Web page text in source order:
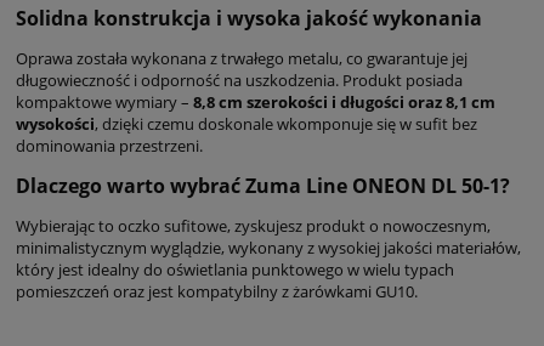
Solidna konstrukcja i wysoka jakość wykonania
Oprawa została wykonana z trwałego metalu, co gwarantuje jej
długowieczność i odporność na uszkodzenia. Produkt posiada
kompaktowe wymiary – 8,8 cm szerokości i długości oraz 8,1 cm
wysokości, dzięki czemu doskonale wkomponuje się w sufit bez
dominowania przestrzeni.
Dlaczego warto wybrać Zuma Line ONEON DL 50-1?
Wybierając to oczko sufitowe, zyskujesz produkt o nowoczesnym,
minimalistycznym wyglądzie, wykonany z wysokiej jakości materiałów,
który jest idealny do oświetlania punktowego w wielu typach
pomieszczeń oraz jest kompatybilny z żarówkami GU10.